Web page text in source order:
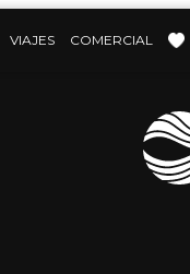
VIAJES COMERCIAL